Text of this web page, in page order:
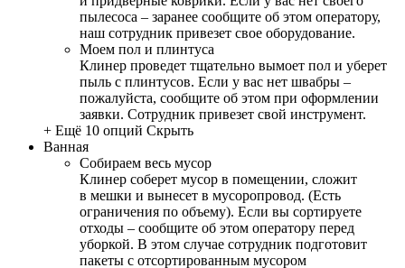
пылесоса – заранее сообщите об этом оператору,
наш сотрудник привезет свое оборудование.
Моем пол и плинтуса
Клинер проведет тщательно вымоет пол и уберет
пыль с плинтусов. Если у вас нет швабры –
пожалуйста, сообщите об этом при оформлении
заявки. Сотрудник привезет свой инструмент.
+ Ещё 10 опций Скрыть
Ванная
Собираем весь мусор
Клинер соберет мусор в помещении, сложит
в мешки и вынесет в мусоропровод. (Есть
ограничения по объему). Если вы сортируете
отходы – сообщите об этом оператору перед
уборкой. В этом случае сотрудник подготовит
пакеты с отсортированным мусором